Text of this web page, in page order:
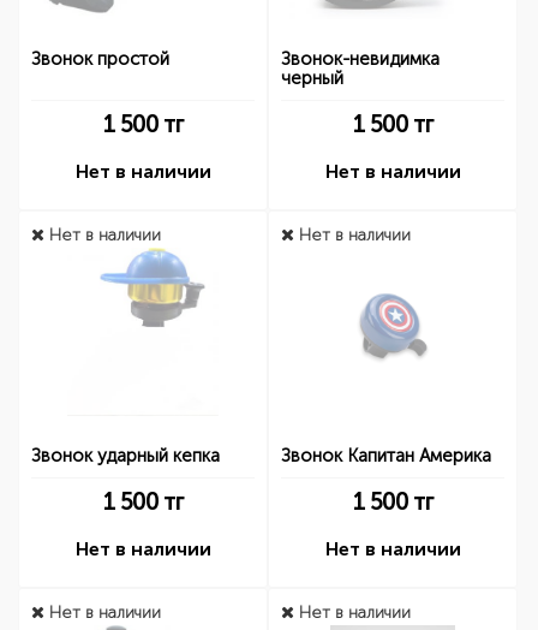
Звонок простой
1 500тг
Нет в наличии
Звонок-невидимка
черный
1 500тг
Нет в наличии
Нет в наличии
Звонок ударный кепка
1 500тг
Нет в наличии
Нет в наличии
Звонок Капитан Америка
1 500тг
Нет в наличии
Нет в наличии Нет в наличии